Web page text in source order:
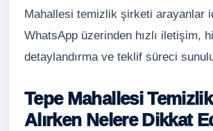
Mahallesi temizlik şirketi arayanlar
WhatsApp üzerinden hızlı iletişim,
detaylandırma ve teklif süreci
Tepe Mahallesi
Alırken Nelere Dikkat